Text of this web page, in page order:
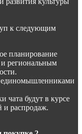
к следующим
планирование
региональным
чата будут в курсе
и распродаж.